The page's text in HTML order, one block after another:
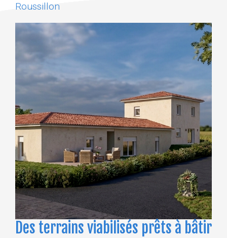
Roussillon
Des terrains viabilisés prêts à bâtir